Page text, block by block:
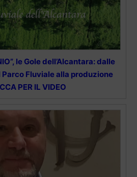
le Gole dell’Alcantara: dalle
Fluviale alla produzione
PER IL VIDEO